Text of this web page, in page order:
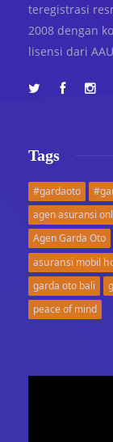
teregistrasi
2008 dengan
lisensi dari
Tags
#gardaoto
agen asuransi
Agen Garda Oto
asuransi mobil
garda oto bali
peace of mind